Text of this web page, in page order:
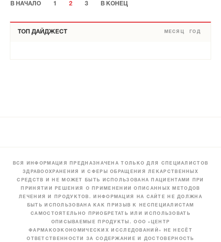
В НАЧАЛО 1 2 3 В КОНЕЦ
ТОП ДАЙДЖЕСТ МЕСЯЦ ГОД
ВСЯ ИНФОРМАЦИЯ ПРЕДНАЗНАЧЕНА ТОЛЬКО ДЛЯ СПЕЦИАЛИСТОВ
ЗДРАВООХРАНЕНИЯ И СФЕРЫ ОБРАЩЕНИЯ ЛЕКАРСТВЕННЫХ
СРЕДСТВ И НЕ МОЖЕТ БЫТЬ ИСПОЛЬЗОВАНА ПАЦИЕНТАМИ ПРИ
ПРИНЯТИИ РЕШЕНИЯ О ПРИМЕНЕНИИ ОПИСАННЫХ МЕТОДОВ
ЛЕЧЕНИЯ И ПРОДУКТОВ. ИНФОРМАЦИЯ НА САЙТЕ НЕ ДОЛЖНА
БЫТЬ ИСПОЛЬЗОВАНА КАК ПРИЗЫВ К НЕСПЕЦИАЛИСТАМ
САМОСТОЯТЕЛЬНО ПРИОБРЕТАТЬ ИЛИ ИСПОЛЬЗОВАТЬ
ОПИСЫВАЕМЫЕ ПРОДУКТЫ. ООО «ЦЕНТР
ФАРМАКОЭКОНОМИЧЕСКИХ ИССЛЕДОВАНИЙ» НЕ НЕСЁТ
ОТВЕТСТВЕННОСТИ ЗА СОДЕРЖАНИЕ И ДОСТОВЕРНОСТЬ